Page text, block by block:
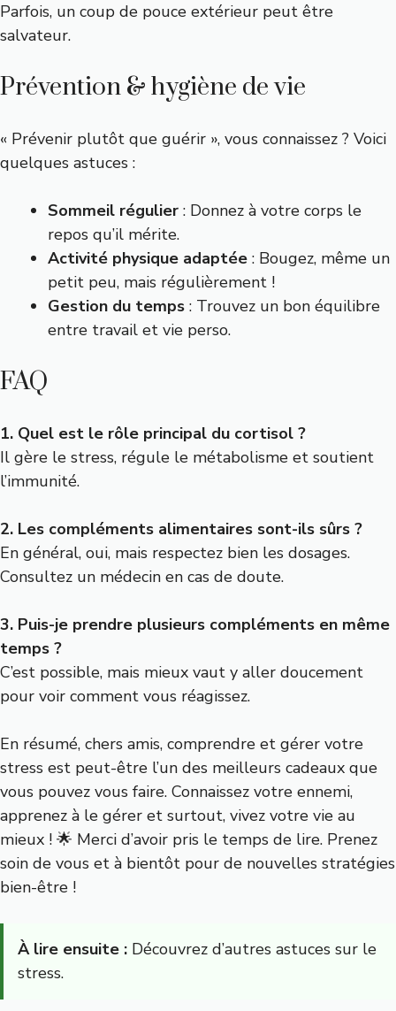
Parfois, un coup de pouce extérieur peut être
salvateur.
Prévention & hygiène de vie
« Prévenir plutôt que guérir », vous connaissez ? Voici
quelques astuces :
Sommeil régulier : Donnez à votre corps le
repos qu’il mérite.
Activité physique adaptée : Bougez, même un
petit peu, mais régulièrement !
Gestion du temps : Trouvez un bon équilibre
entre travail et vie perso.
FAQ
1. Quel est le rôle principal du cortisol ?
Il gère le stress, régule le métabolisme et soutient
l’immunité.
2. Les compléments alimentaires sont-ils sûrs ?
En général, oui, mais respectez bien les dosages.
Consultez un médecin en cas de doute.
3. Puis-je prendre plusieurs compléments en même
temps ?
C’est possible, mais mieux vaut y aller doucement
pour voir comment vous réagissez.
En résumé, chers amis, comprendre et gérer votre
stress est peut-être l’un des meilleurs cadeaux que
vous pouvez vous faire. Connaissez votre ennemi,
apprenez à le gérer et surtout, vivez votre vie au
mieux ! 🌟 Merci d’avoir pris le temps de lire. Prenez
soin de vous et à bientôt pour de nouvelles stratégies
bien-être !
À lire ensuite : Découvrez d’autres astuces sur le
stress.